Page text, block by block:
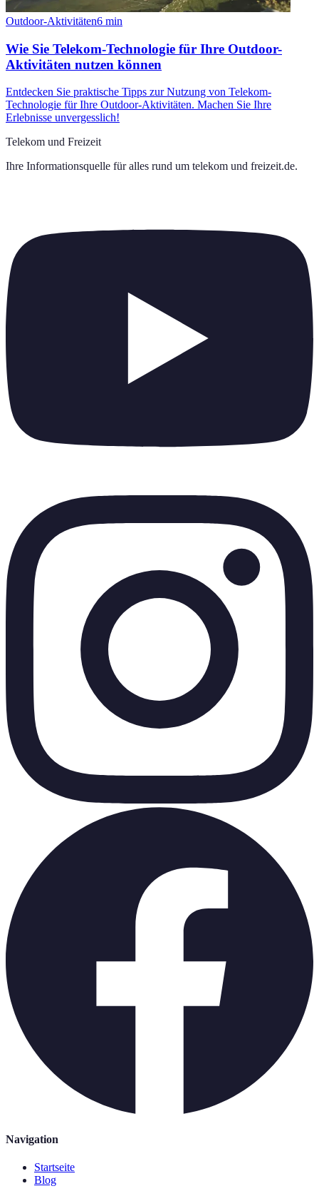
Outdoor-Aktivitäten6 min
Wie Sie Telekom-Technologie für Ihre Outdoor-
Aktivitäten nutzen können
Entdecken Sie praktische Tipps zur Nutzung von Telekom-
Technologie für Ihre Outdoor-Aktivitäten. Machen Sie Ihre
Erlebnisse unvergesslich!
Telekom und Freizeit
Ihre Informationsquelle für alles rund um telekom und freizeit.de.
Navigation
Startseite
Blog